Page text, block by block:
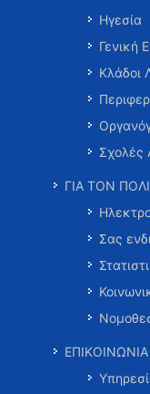
Ηγεσία
Γενική
Κλάδοι
Σχολές
ΓΙΑ ΤΟΝ
Σας
ΕΠΙΚΟΙΝΩΝΙΑ